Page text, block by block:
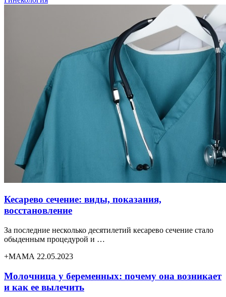
Кесарево сечение: виды, показания,
восстановление
За последние несколько десятилетий кесарево сечение стало
обыденным процедурой и …
+МАМА 22.05.2023
Молочница у беременных: почему она возникает
и как ее вылечить